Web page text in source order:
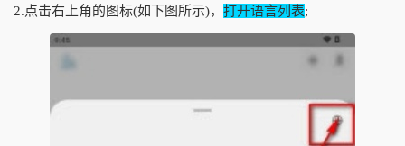
2.点击右上角的图标(如下图所示)， 打开语言列表;